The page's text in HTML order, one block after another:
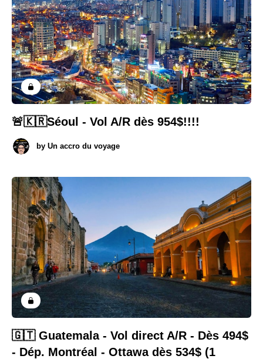
🚨🇰🇷Séoul - Vol A/R dès 954$!!!!
by Un accro du voyage
🇬🇹 Guatemala - Vol direct A/R - Dès 494$
- Dép. Montréal - Ottawa dès 534$ (1